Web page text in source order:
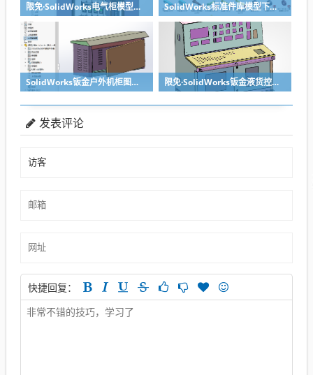
限免·SolidWorks电气柜模型GGD机柜，钣金特征参数完整 SolidWorks标准件库模型下载（多配置版）
SolidWorks钣金户外机柜图纸下载，带参数 限免·SolidWorks钣金液货控制台图纸下载
发表评论
快捷回复：